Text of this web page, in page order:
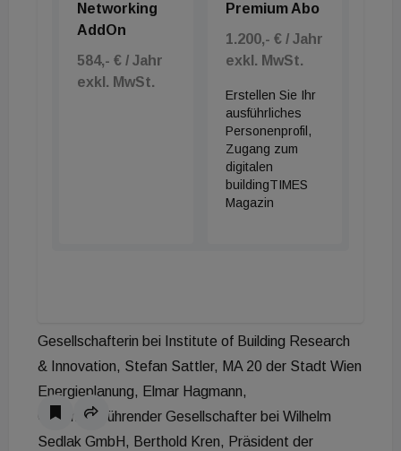
zeigen, welche Möglichkeiten der Baustoff Beton
bietet und wie Bauwerke gelingen, die auf
Langlebigkeit, Nachhaltigkeit und Flexibilität
Daniel Fügenschuh, Architekt aus Innsbruck und
Präsident der Bundeskammer der
Gesellschafterin bei Institute of Building Research
& Innovation, Stefan Sattler, MA 20 der Stadt Wien
Energieplanung, Elmar Hagmann,
Geschäftsführender Gesellschafter bei Wilhelm
Sedlak GmbH, Berthold Kren, Präsident der
Networking
AddOn
584,- € / Jahr
exkl. MwSt.
Premium Abo
1.200,- € / Jahr
exkl. MwSt.
Erstellen Sie Ihr
ausführliches
Personenprofil,
Zugang zum
digitalen
buildingTIMES
Magazin